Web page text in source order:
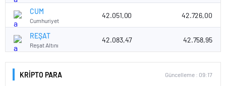
CUM
Cumhuriyet
42.051,00 42.726,00
REŞAT
Reşat Altını
42.083,47 42.758,95
KRİPTO PARA Güncelleme : 09:17